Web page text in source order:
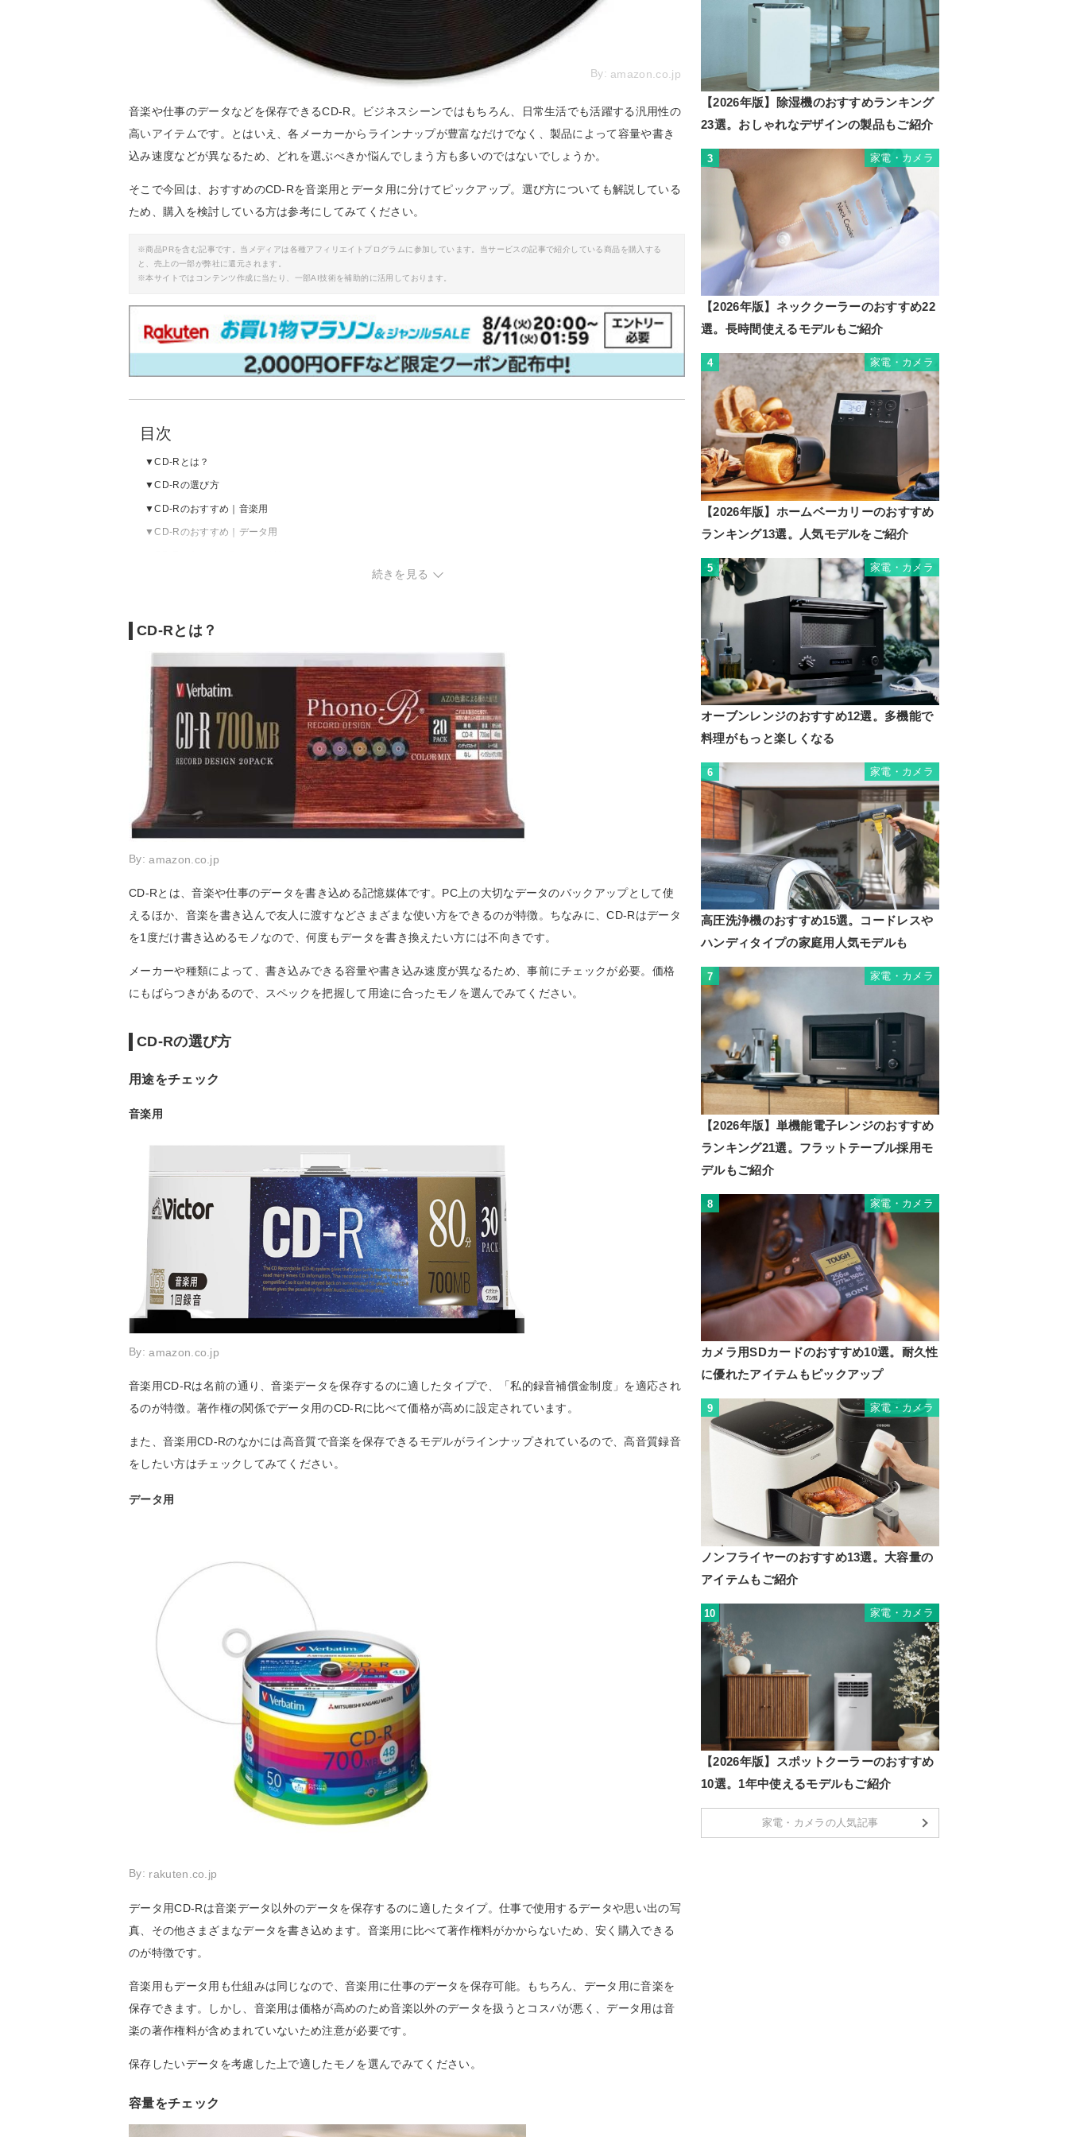
By: amazon.co.jp
音楽や仕事のデータなどを保存できるCD-R。ビジネスシーンではもちろん、日常生活でも活躍する汎用性の
高いアイテムです。とはいえ、各メーカーからラインナップが豊富なだけでなく、製品によって容量や書き
込み速度などが異なるため、どれを選ぶべきか悩んでしまう方も多いのではないでしょうか。
そこで今回は、おすすめのCD-Rを音楽用とデータ用に分けてピックアップ。選び方についても解説している
ため、購入を検討している方は参考にしてみてください。
※商品PRを含む記事です。当メディアは各種アフィリエイトプログラムに参加しています。当サービスの記事で紹介している商品を購入する
と、売上の一部が弊社に還元されます。
※本サイトではコンテンツ作成に当たり、一部AI技術を補助的に活用しております。
目次
CD-Rとは？
CD-Rの選び方
CD-Rのおすすめ｜音楽用
CD-Rのおすすめ｜データ用
続きを見る
CD-Rとは？
By:amazon.co.jp
CD-Rとは、音楽や仕事のデータを書き込める記憶媒体です。PC上の大切なデータのバックアップとして使
えるほか、音楽を書き込んで友人に渡すなどさまざまな使い方をできるのが特徴。ちなみに、CD-Rはデータ
を1度だけ書き込めるモノなので、何度もデータを書き換えたい方には不向きです。
メーカーや種類によって、書き込みできる容量や書き込み速度が異なるため、事前にチェックが必要。価格
にもばらつきがあるので、スペックを把握して用途に合ったモノを選んでみてください。
CD-Rの選び方
用途をチェック
音楽用
By:amazon.co.jp
音楽用CD-Rは名前の通り、音楽データを保存するのに適したタイプで、「私的録音補償金制度」を適応され
るのが特徴。著作権の関係でデータ用のCD-Rに比べて価格が高めに設定されています。
また、音楽用CD-Rのなかには高音質で音楽を保存できるモデルがラインナップされているので、高音質録音
をしたい方はチェックしてみてください。
データ用
By: rakuten.co.jp
データ用CD-Rは音楽データ以外のデータを保存するのに適したタイプ。仕事で使用するデータや思い出の写
真、その他さまざまなデータを書き込めます。音楽用に比べて著作権料がかからないため、安く購入できる
のが特徴です。
音楽用もデータ用も仕組みは同じなので、音楽用に仕事のデータを保存可能。もちろん、データ用に音楽を
保存できます。しかし、音楽用は価格が高めのため音楽以外のデータを扱うとコスパが悪く、データ用は音
楽の著作権料が含めまれていないため注意が必要です。
保存したいデータを考慮した上で適したモノを選んでみてください。
容量をチェック
【2026年版】除湿機のおすすめランキング
23選。おしゃれなデザインの製品もご紹介
3 家電・カメラ
【2026年版】ネッククーラーのおすすめ22
選。長時間使えるモデルもご紹介
4 家電・カメラ
【2026年版】ホームベーカリーのおすすめ
ランキング13選。人気モデルをご紹介
5 家電・カメラ
オーブンレンジのおすすめ12選。多機能で
料理がもっと楽しくなる
6 家電・カメラ
高圧洗浄機のおすすめ15選。コードレスや
ハンディタイプの家庭用人気モデルも
7 家電・カメラ
【2026年版】単機能電子レンジのおすすめ
ランキング21選。フラットテーブル採用モ
デルもご紹介
8 家電・カメラ
カメラ用SDカードのおすすめ10選。耐久性
に優れたアイテムもピックアップ
9 家電・カメラ
ノンフライヤーのおすすめ13選。大容量の
アイテムもご紹介
10 家電・カメラ
【2026年版】スポットクーラーのおすすめ
10選。1年中使えるモデルもご紹介
家電・カメラの人気記事